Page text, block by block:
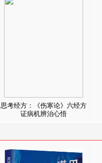
思考经方：《伤寒论》六经方
证病机辨治心悟